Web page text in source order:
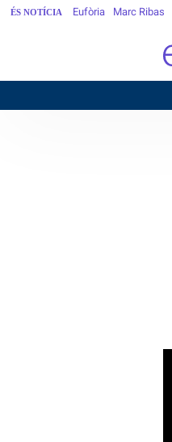
ÉS NOTÍCIA Eufòria Marc Ribas